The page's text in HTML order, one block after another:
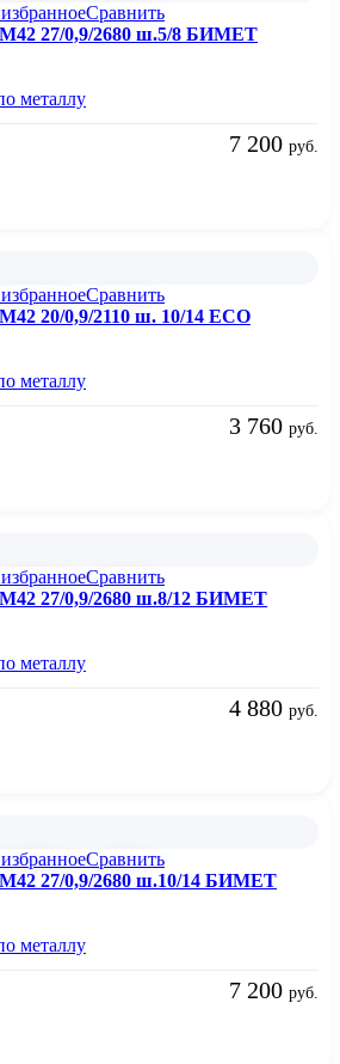
Сравнить
М42 27/0,9/2680 ш.5/8 БИМЕТ
металлу
7 200 руб.
Сравнить
20/0,9/2110 ш. 10/14 ECO
металлу
3 760 руб.
Сравнить
М42 27/0,9/2680 ш.8/12 БИМЕТ
металлу
4 880 руб.
Сравнить
М42 27/0,9/2680 ш.10/14 БИМЕТ
металлу
7 200 руб.